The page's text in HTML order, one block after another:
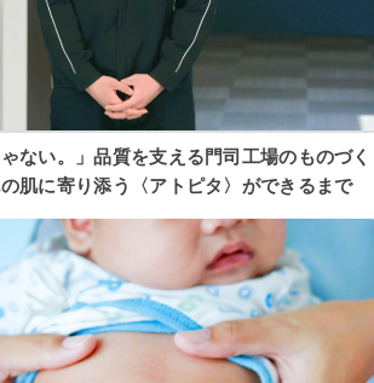
ゃない。」品質を支える門司工場のものづく
肌に寄り添う〈アトピタ〉ができるまで